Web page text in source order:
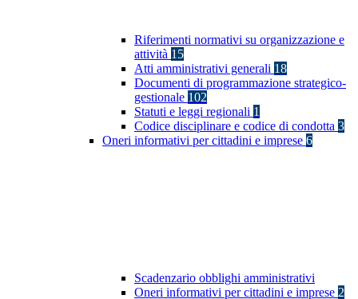
Riferimenti normativi su organizzazione e
attività 15
Atti amministrativi generali 18
Documenti di programmazione strategico-
gestionale 102
Statuti e leggi regionali 1
Codice disciplinare e codice di condotta 3
Oneri informativi per cittadini e imprese 6
Scadenzario obblighi amministrativi
Oneri informativi per cittadini e imprese 2